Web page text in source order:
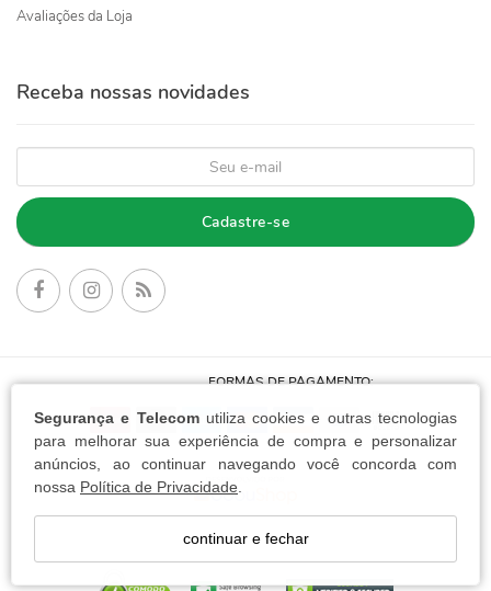
Segurança e Telecomutiliza cookies e outras tecnologias
para melhorar sua experiência de compra e personalizar
anúncios, ao continuar navegando você concorda com
nossa Política de Privacidade
continuar e fechar
Avaliações da Loja
Receba nossas novidades
Cadastre-se
FORMAS DE PAGAMENTO: